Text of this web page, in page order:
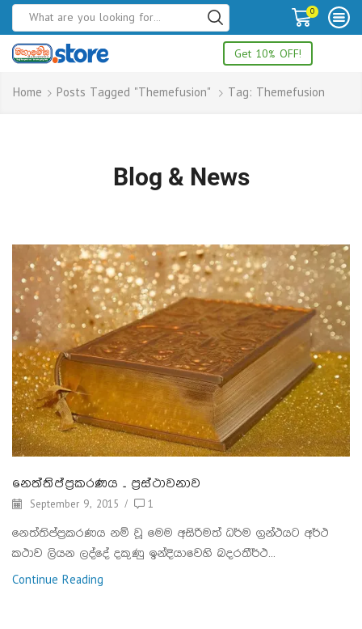
0
Get 10% OFF!
Home Posts Tagged "themefusion" Tag: Themefusion
Blog & News
නෙත්තිප්ප්‍රකරණය – ප්‍රස්ථාවනාව
September 9, 2015 / 1
නෙත්තිප්ප්‍රකරණය නම් වූ මෙම අසිරිමත් ධර්ම ග්‍රන්ථයට අර්ථ
කථාව ලියන ලද්දේ දකුණු ඉන්දියාවෙහි බදරතීර්ථ...
Continue Reading